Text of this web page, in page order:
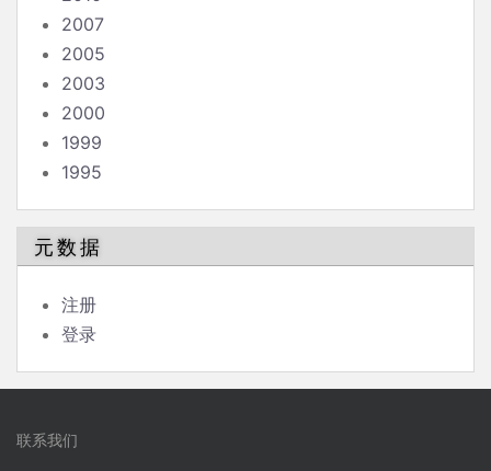
2007
2005
2003
2000
1999
1995
元数据
注册
登录
联系我们